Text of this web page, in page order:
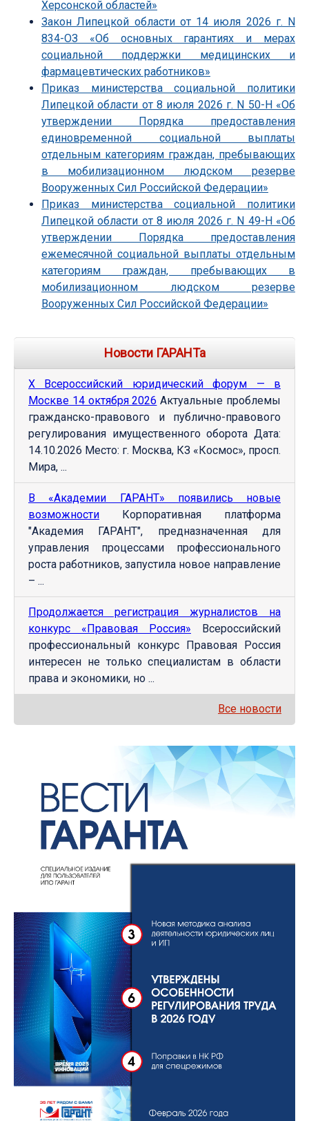
Херсонской областей»
Закон Липецкой области от 14 июля 2026 г. N
834-ОЗ «Об основных гарантиях и мерах
социальной поддержки медицинских и
фармацевтических работников»
Приказ министерства социальной политики
Липецкой области от 8 июля 2026 г. N 50-Н «Об
утверждении Порядка предоставления
единовременной социальной выплаты
отдельным категориям граждан, пребывающих
в мобилизационном людском резерве
Вооруженных Сил Российской Федерации»
Приказ министерства социальной политики
Липецкой области от 8 июля 2026 г. N 49-Н «Об
утверждении Порядка предоставления
ежемесячной социальной выплаты отдельным
категориям граждан, пребывающих в
мобилизационном людском резерве
Вооруженных Сил Российской Федерации»
Новости ГАРАНТа
Х Всероссийский юридический форум — в
Москве 14 октября 2026 Актуальные проблемы
гражданско-правового и публично-правового
регулирования имущественного оборота Дата:
14.10.2026 Место: г. Москва, КЗ «Космос», просп.
Мира, ...
В «Академии ГАРАНТ» появились новые
возможности Корпоративная платформа
"Академия ГАРАНТ", предназначенная для
управления процессами профессионального
роста работников, запустила новое направление
– ...
Продолжается регистрация журналистов на
конкурс «Правовая Россия» Всероссийский
профессиональный конкурс Правовая Россия
интересен не только специалистам в области
права и экономики, но ...
Все новости